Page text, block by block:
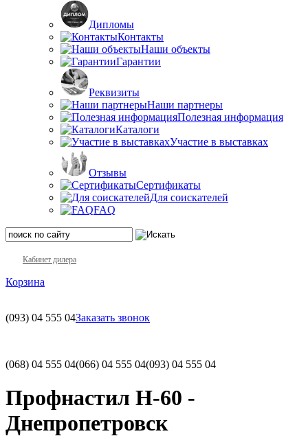
Дипломы
Контакты
Наши объекты
Гарантии
Реквизиты
Наши партнеры
Полезная информация
Каталоги
Участие в выставках
Отзывы
Сертификаты
Для соискателей
FAQ
Кабинет дилера
Корзина
(093) 04 555 04Заказать звонок
(068) 04 555 04(066) 04 555 04(093) 04 555 04
Профнастил H-60 -
Днепропетровск